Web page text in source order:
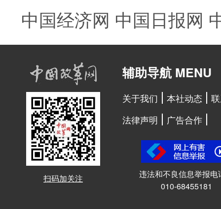
中国经济网 中国日报网
扫码加关注
辅助导航 MENU
关于我们 本社动态
法律声明
广告合作
违法和不良信息举报电
010-68455181